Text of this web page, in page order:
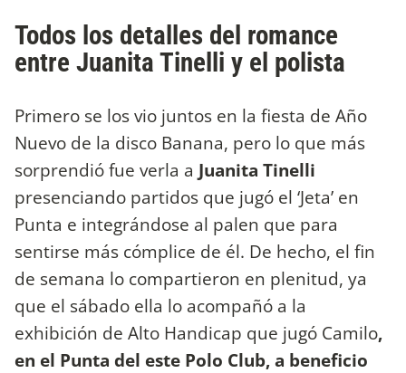
Todos los detalles del romance
entre Juanita Tinelli y el polista
Primero se los vio juntos en la fiesta de Año
Nuevo de la disco Banana, pero lo que más
sorprendió fue verla a Juanita Tinelli
presenciando partidos que jugó el ‘Jeta’ en
Punta e integrándose al palen que para
sentirse más cómplice de él. De hecho, el fin
de semana lo compartieron en plenitud, ya
que el sábado ella lo acompañó a la
exhibición de Alto Handicap que jugó Camilo,
en el Punta del este Polo Club, a beneficio